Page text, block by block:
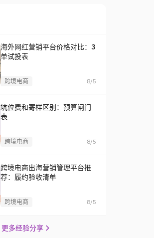
海外网红营销平台价格对比：3
单试投表
跨境电商 8/5
坑位费和寄样区别：预算闸门
表
跨境电商 8/5
跨境电商出海营销管理平台推
荐：履约验收清单
跨境电商 8/5
更多经验分享